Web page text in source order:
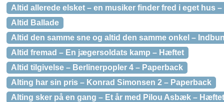
Altid allerede elsket – en musiker finder fred i eget hus
Altid Ballade
Altid den samme sne og altid den samme onkel –
Altid fremad – En jægersoldats kamp – Hæftet
Altid tilgivelse – Berlinerpopler 4 – Paperback
Alting har sin pris – Konrad Simonsen 2 – Paperback
Alting sker på en gang – Et år med Pilou Asbæk – Hæftet